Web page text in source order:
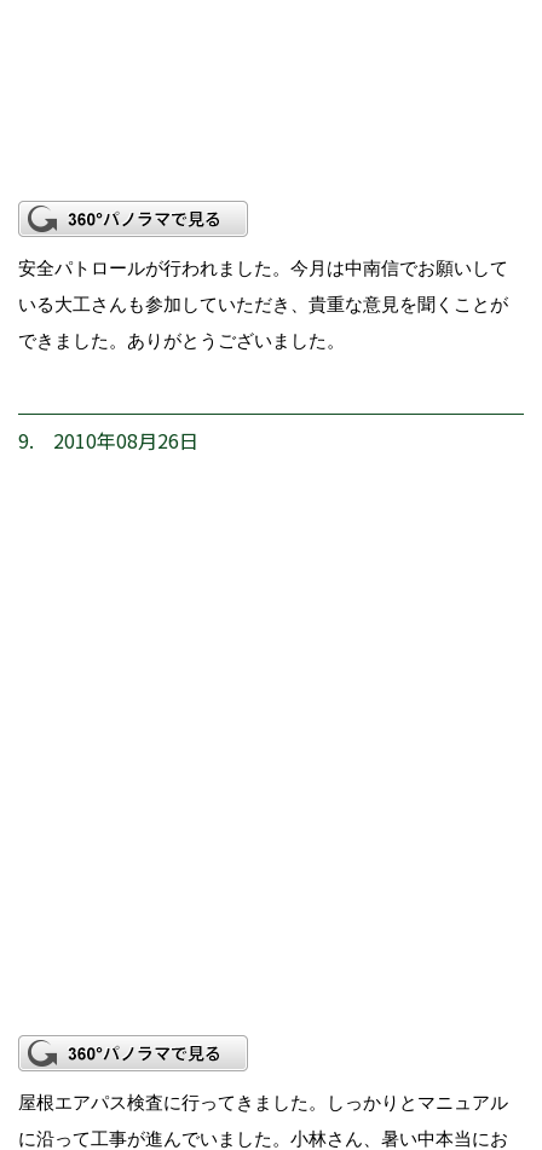
安全パトロールが行われました。今月は中南信でお願いして
いる大工さんも参加していただき、貴重な意見を聞くことが
できました。ありがとうございました。
9. 2010年08月26日
屋根エアパス検査に行ってきました。しっかりとマニュアル
に沿って工事が進んでいました。小林さん、暑い中本当にお